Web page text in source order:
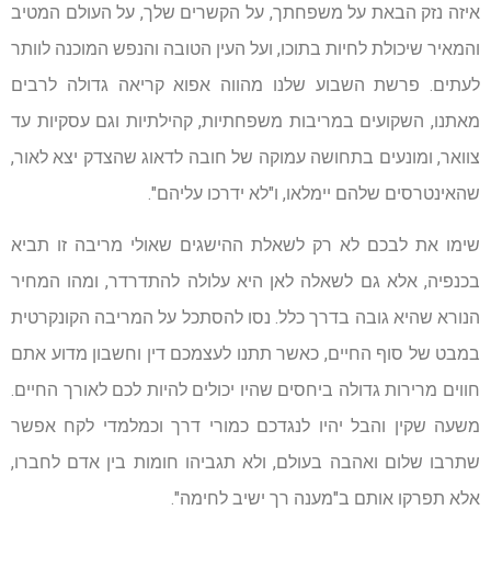
איזה נזק הבאת על משפחתך, על הקשרים שלך, על העולם המטיב
והמאיר שיכולת לחיות בתוכו, ועל העין הטובה והנפש המוכנה לוותר
לעתים. פרשת השבוע שלנו מהווה אפוא קריאה גדולה לרבים
מאתנו, השקועים במריבות משפחתיות, קהילתיות וגם עסקיות עד
צוואר, ומונעים בתחושה עמוקה של חובה לדאוג שהצדק יצא לאור,
שהאינטרסים שלהם יימלאו, ו"לא ידרכו עליהם".
שימו את לבכם לא רק לשאלת ההישגים שאולי מריבה זו תביא
בכנפיה, אלא גם לשאלה לאן היא עלולה להתדרדר, ומהו המחיר
הנורא שהיא גובה בדרך כלל. נסו להסתכל על המריבה הקונקרטית
במבט של סוף החיים, כאשר תתנו לעצמכם דין וחשבון מדוע אתם
חווים מרירות גדולה ביחסים שהיו יכולים להיות לכם לאורך החיים.
משעה שקין והבל יהיו לנגדכם כמורי דרך וכמלמדי לקח אפשר
שתרבו שלום ואהבה בעולם, ולא תגביהו חומות בין אדם לחברו,
אלא תפרקו אותם ב"מענה רך ישיב לחימה".